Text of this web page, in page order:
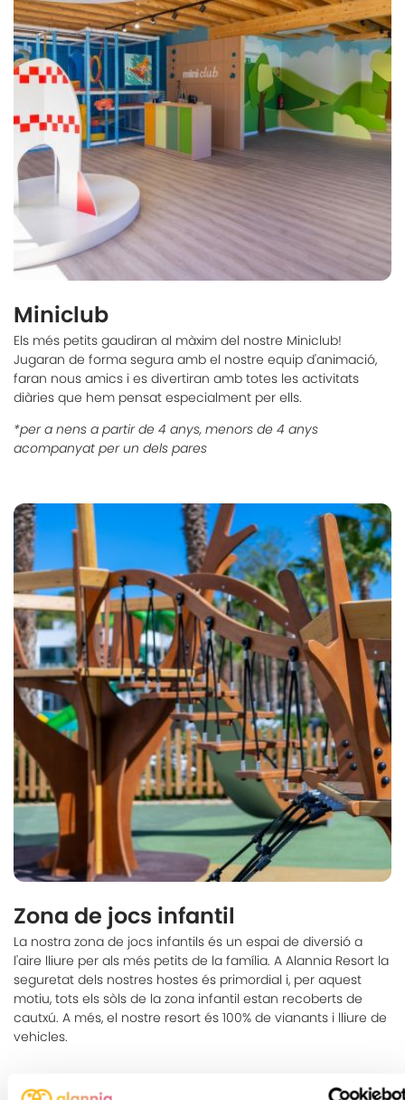
Miniclub
Els més petits gaudiran al màxim del nostre Miniclub!
Jugaran de forma segura amb el nostre equip d'animació,
faran nous amics i es divertiran amb totes les activitats
diàries que hem pensat especialment per ells.
*per a nens a partir de 4 anys, menors de 4 anys
acompanyat per un dels pares
Zona de jocs infantil
La nostra zona de jocs infantils és un espai de diversió a
l'aire lliure per als més petits de la família. A Alannia Resort la
seguretat dels nostres hostes és primordial i, per aquest
motiu, tots els sòls de la zona infantil estan recoberts de
cautxú. A més, el nostre resort és 100% de vianants i lliure de
vehicles.